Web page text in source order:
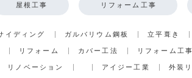
屋根工事 リフォーム工事
イディング ガルバリウム鋼板
立平葺き
リフォーム カバー工法
リフォーム工
リノベーション アイジー工業
外装